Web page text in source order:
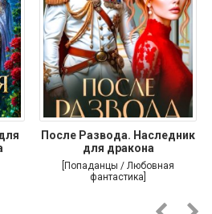
После Развода. Наследник
для дракона
[Попаданцы / Любовная
фантастика]